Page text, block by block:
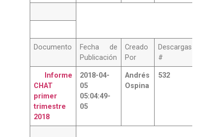
Documento
Fecha de
Publicación
Creado
Por
Descargas
#
Informe
CHAT
primer
trimestre
2018
2018-04-
05
05:04:49-
05
Andrés
Ospina
532